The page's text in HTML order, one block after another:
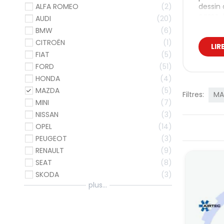
dessin
Airtec
Pour
Filtres:
ALFA ROMEO
2
AUDI
20
BMW
6
CITROËN
1
FIAT
5
FORD
51
HONDA
4
MAZDA
5
MINI
7
NISSAN
3
OPEL
14
PEUGEOT
3
RENAULT
9
SEAT
8
SKODA
3
plus...